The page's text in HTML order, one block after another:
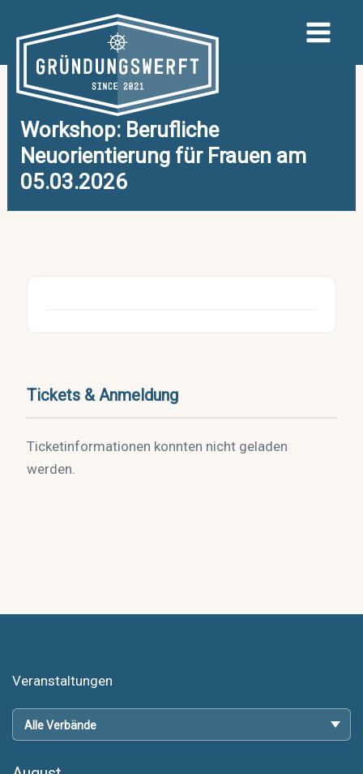
Inhalt
springen
Workshop: Berufliche
Neuorientierung für Frauen am
05.03.2026
Tickets & Anmeldung
Ticketinformationen konnten nicht geladen
werden.
Veranstaltungen